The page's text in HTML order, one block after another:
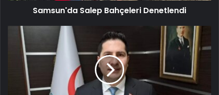
Samsun'da Salep Bahçeleri Denetlendi